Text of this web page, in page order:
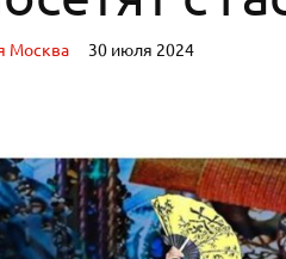
Москва 30 июля 2024